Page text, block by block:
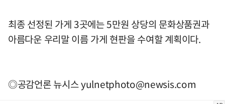
최종 선정된 가게 3곳에는 5만원 상당의 문화상품권과
아름다운 우리말 이름 가게 현판을 수여할 계획이다.
◎공감언론 뉴시스yulnetphoto@newsis.com